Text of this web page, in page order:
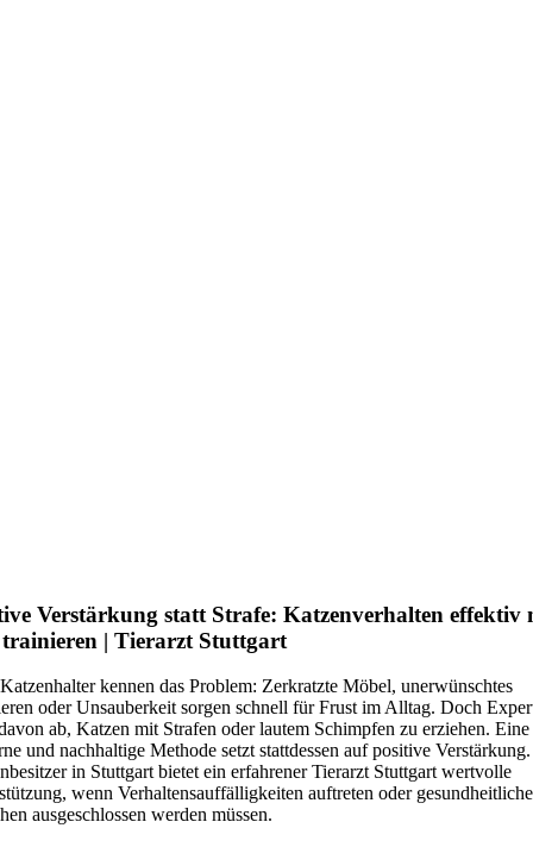
Verstärkung statt Strafe: Katzenverhalten effektiv
| Tierarzt Stuttgart
kennen das Problem: Zerkratzte Möbel, unerwünschtes
oder Unsauberkeit sorgen schnell für Frust im Alltag. Doch
ab, Katzen mit Strafen oder lautem Schimpfen zu erziehen. Eine
und nachhaltige Methode setzt stattdessen auf positive
in Stuttgart bietet ein erfahrener Tierarzt Stuttgart wertvolle
wenn Verhaltensauffälligkeiten auftreten oder gesundheitliche
ausgeschlossen werden müssen.